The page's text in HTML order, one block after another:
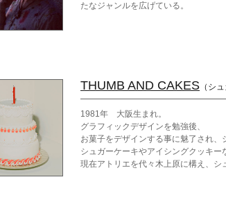
たなジャンルを広げている。
THUMB AND CAKES （シ
1981年 大阪生まれ。
グラフィックデザインを勉強後、
お菓子をデザインする事に魅了され、
シュガーケーキやアイシングクッキー
現在アトリエを代々木上原に構え、シ